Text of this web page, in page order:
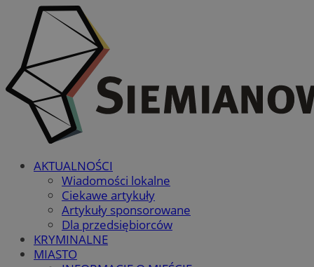
AKTUALNOŚCI
Wiadomości lokalne
Ciekawe artykuły
Artykuły sponsorowane
Dla przedsiębiorców
KRYMINALNE
MIASTO